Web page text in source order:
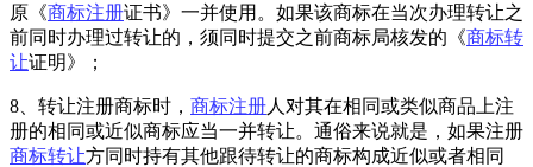
原《商标注册证书》一并使用。如果该商标在当次办理转让之
前同时办理过转让的，须同时提交之前商标局核发的《商标转
让证明》；
8、转让注册商标时， 商标注册人对其在相同或类似商品上注
册的相同或近似商标应当一并转让。通俗来说就是，如果注册
商标转让方同时持有其他跟待转让的商标构成近似或者相同